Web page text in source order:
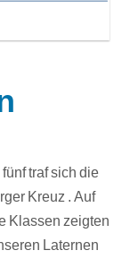
traf sich die
Kreuz . Auf
Klassen zeigten
Laternen